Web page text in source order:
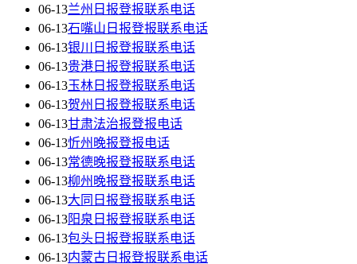
06-13兰州日报登报联系电话
06-13石嘴山日报登报联系电话
06-13银川日报登报联系电话
06-13贵港日报登报联系电话
06-13玉林日报登报联系电话
06-13贺州日报登报联系电话
06-13甘肃法治报登报电话
06-13忻州晚报登报电话
06-13常德晚报登报联系电话
06-13柳州晚报登报联系电话
06-13大同日报登报联系电话
06-13阳泉日报登报联系电话
06-13包头日报登报联系电话
06-13内蒙古日报登报联系电话